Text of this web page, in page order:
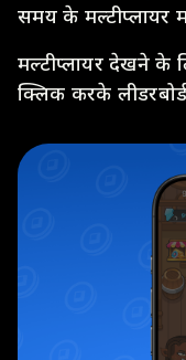
समय के मल्टीप्लायर
मल्टीप्लायर देखने
क्लिक करके